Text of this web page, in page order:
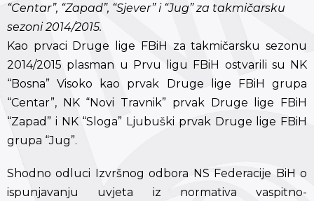
“Centar”, “Zapad”, “Sjever” i “Jug” za takmičarsku
sezoni 2014/2015.
Kao prvaci Druge lige FBiH za takmičarsku sezonu
2014/2015 plasman u Prvu ligu FBiH ostvarili su NK
“Bosna” Visoko kao prvak Druge lige FBiH grupa
“Centar”, NK “Novi Travnik” prvak Druge lige FBiH
“Zapad” i NK “Sloga” Ljubuški prvak Druge lige FBiH
grupa “Jug”.
Shodno odluci Izvršnog odbora NS Federacije BiH o
ispunjavanju uvjeta iz normativa vaspitno-